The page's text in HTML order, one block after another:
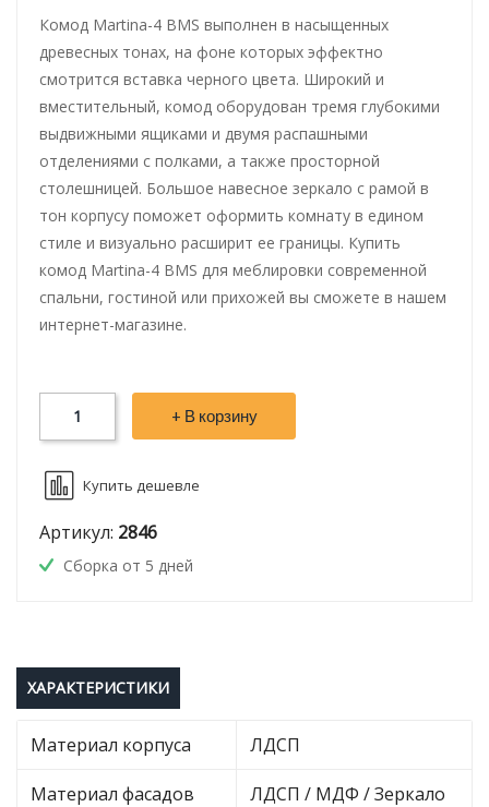
Комод Martina-4 BMS выполнен в насыщенных
древесных тонах, на фоне которых эффектно
смотрится вставка черного цвета. Широкий и
вместительный, комод оборудован тремя глубокими
выдвижными ящиками и двумя распашными
отделениями с полками, а также просторной
столешницей. Большое навесное зеркало с рамой в
тон корпусу поможет оформить комнату в едином
стиле и визуально расширит ее границы. Купить
комод Martina-4 BMS для меблировки современной
спальни, гостиной или прихожей вы сможете в нашем
интернет-магазине.
+ В корзину
Купить дешевле
Артикул: 2846
Сборка от 5 дней
ХАРАКТЕРИСТИКИ
Материал корпуса ЛДСП
Материал фасадов ЛДСП / МДФ / Зеркало